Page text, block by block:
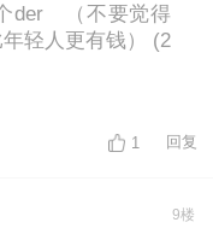
der （不要觉得
轻人更有钱） (2
1 回复
9楼